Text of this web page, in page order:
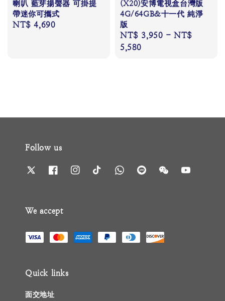
喇叭 藍芽揚聲器 可掛提
帶迷你可攜式
Regular
NT$ 4,690
(X20)安博電視盒台灣版
4G/64GB&十一代 純淨
版
Regular
price
NT$ 3,950 -NT$
5,580
Follow us
We accept
Quick links
面交地址